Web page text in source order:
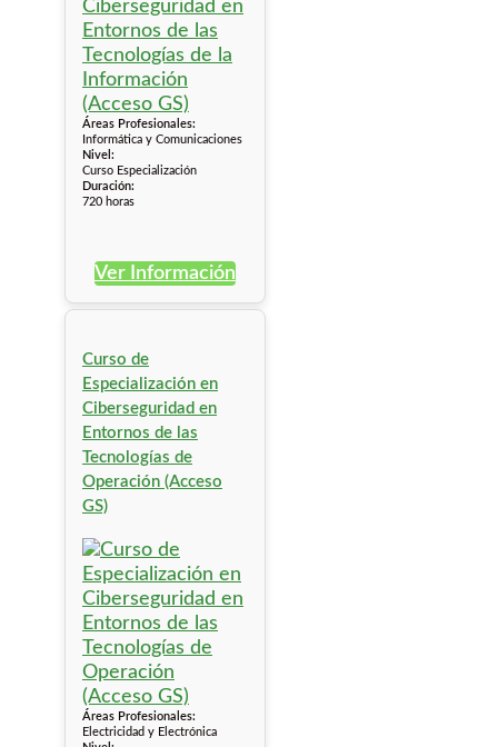
Áreas Profesionales:
Informática y Comunicaciones
Nivel:
Curso Especialización
Duración:
720 horas
Ver Información
Curso de
Especialización en
Ciberseguridad en
Entornos de las
Tecnologías de
Operación (Acceso
GS)
Áreas Profesionales:
Electricidad y Electrónica